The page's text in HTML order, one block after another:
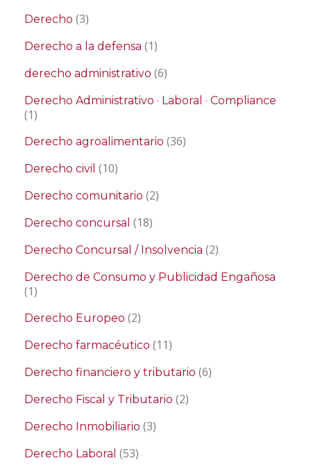
Derecho (3)
Derecho a la defensa (1)
derecho administrativo (6)
Derecho Administrativo · Laboral · Compliance
(1)
Derecho agroalimentario (36)
Derecho civil (10)
Derecho comunitario (2)
Derecho concursal (18)
Derecho Concursal / Insolvencia (2)
Derecho de Consumo y Publicidad Engañosa
(1)
Derecho Europeo (2)
Derecho farmacéutico (11)
Derecho financiero y tributario (6)
Derecho Fiscal y Tributario (2)
Derecho Inmobiliario (3)
Derecho Laboral (53)